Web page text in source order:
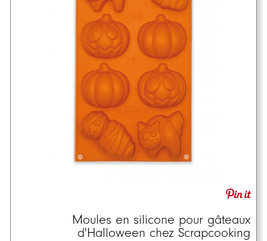
Moules en silicone pour gâteaux
d'Halloween chez Scrapcooking